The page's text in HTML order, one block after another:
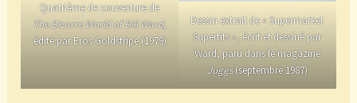
Quatrième de couverture de
The Bizarre World of Bill Ward,
édité par Eros Goldstripe (1979)
Dessin extrait de « Supermarket
Supertits », écrit et dessiné par
Ward, paru dans le magazine
Juggs(septembre 1987)